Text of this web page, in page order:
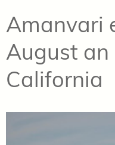
Amanvari
August an
California